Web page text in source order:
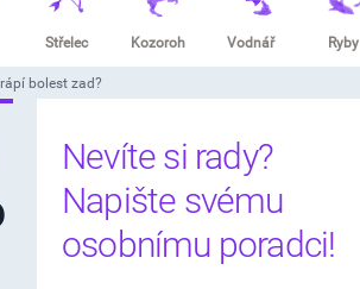
Střelec Kozoroh Vodnář Ryby
bolest zad?
Nevíte si rady?
Napište svému
osobnímu poradci!